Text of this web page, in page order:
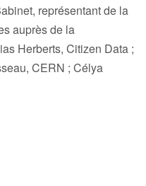
représentant de la
auprès de la
Herberts, Citizen Data ;
CERN ; Célya